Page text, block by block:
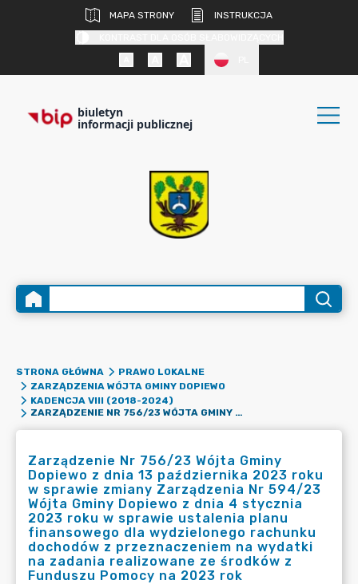
MAPA STRONY
INSTRUKCJA
biuletyn
informacji publicznej
STRONA GŁÓWNA
PRAWO LOKALNE
ZARZĄDZENIA WÓJTA GMINY DOPIEWO
KADENCJA VIII (2018-2024)
ZARZĄDZENIE NR 756/23 WÓJTA GMINY DOPIEWO Z DNIA 13 PAŹDZIERNIKA 2023 ROKU W SPRAWIE ZMIANY ZARZĄDZENIA NR 594/23 WÓJTA GMINY DOPIEWO Z DNIA 4 STYCZNIA 2023 ROKU W SPRAWIE USTALENIA PLANU FINANSOWEGO DLA WYDZIELONEGO RACHUNKU DOCHODÓW Z PRZEZNACZENIEM NA WYDATKI NA ZADANIA REALIZOWANE ZE ŚRODKÓW Z FUNDUSZU POMOCY NA 2023 ROK
Zarządzenie Nr 756/23 Wójta Gminy
Dopiewo z dnia 13 października 2023 roku
w sprawie zmiany Zarządzenia Nr 594/23
Wójta Gminy Dopiewo z dnia 4 stycznia
2023 roku w sprawie ustalenia planu
finansowego dla wydzielonego rachunku
dochodów z przeznaczeniem na wydatki
na zadania realizowane ze środków z
Funduszu Pomocy na 2023 rok